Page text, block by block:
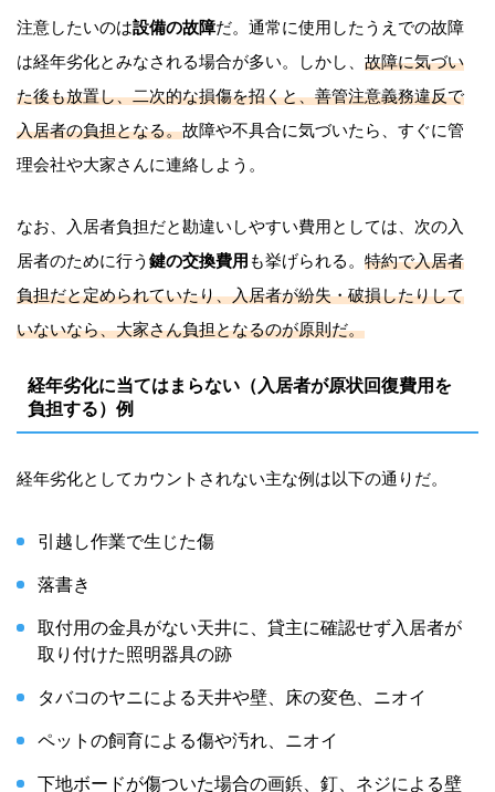
注意したいのは設備の故障だ。通常に使用したうえでの故障
は経年劣化とみなされる場合が多い。しかし、 故障に気づい
た後も放置し、二次的な損傷を招くと、善管注意義務違反で
入居者の負担となる。故障や不具合に気づいたら、すぐに管
理会社や大家さんに連絡しよう。
なお、入居者負担だと勘違いしやすい費用としては、次の入
居者のために行う 鍵の交換費用 も挙げられる。 特約で入居者
負担だと定められていたり、入居者が紛失・破損したりして
いないなら、大家さん負担となるのが原則だ。
経年劣化に当てはまらない（入居者が原状回復費用を
負担する）例
経年劣化としてカウントされない主な例は以下の通りだ。
引越し作業で生じた傷
落書き
取付用の金具がない天井に、貸主に確認せず入居者が
取り付けた照明器具の跡
タバコのヤニによる天井や壁、床の変色、ニオイ
ペットの飼育による傷や汚れ、ニオイ
下地ボードが傷ついた場合の画鋲、釘、ネジによる壁